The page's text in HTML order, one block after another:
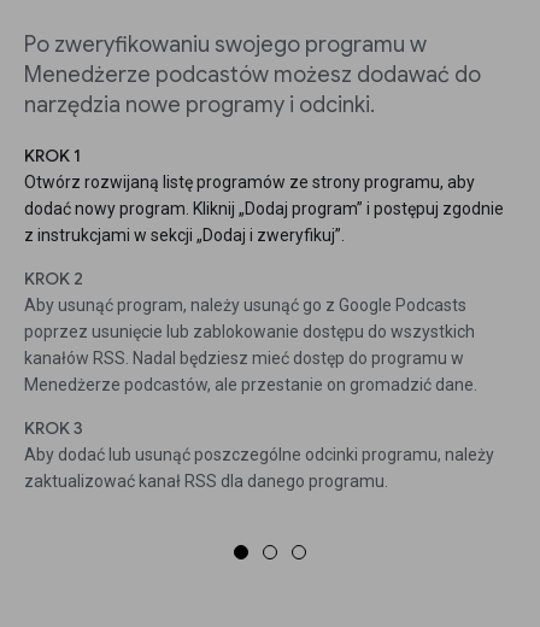
Po zweryfikowaniu swojego programu w
Menedżerze podcastów możesz dodawać do
narzędzia nowe programy i odcinki.
KROK 1
Otwórz rozwijaną listę programów ze strony programu, aby
dodać nowy program. Kliknij „Dodaj program” i postępuj zgodnie
z instrukcjami w sekcji „Dodaj i zweryfikuj”.
KROK 2
Aby usunąć program, należy usunąć go z Google Podcasts
poprzez usunięcie lub zablokowanie dostępu do wszystkich
kanałów RSS. Nadal będziesz mieć dostęp do programu w
Menedżerze podcastów, ale przestanie on gromadzić dane.
KROK 3
Aby dodać lub usunąć poszczególne odcinki programu, należy
zaktualizować kanał RSS dla danego programu.